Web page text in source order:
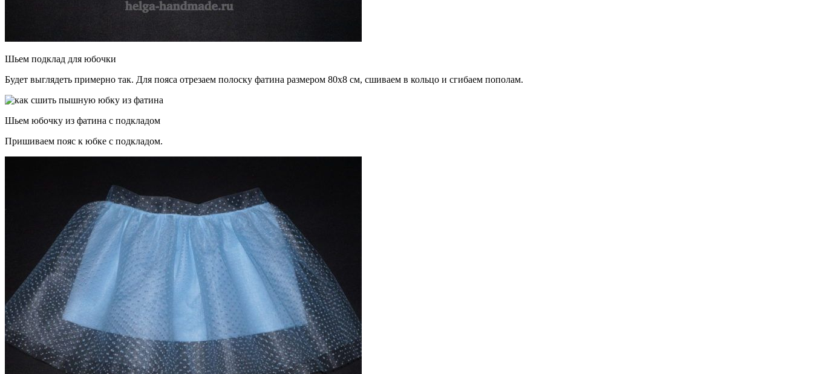
Шьем подклад для юбочки
Будет выглядеть примерно так. Для пояса отрезаем полоску фатина размером 80х8 см, сшиваем в кольцо и сгибаем пополам.
Шьем юбочку из фатина с подкладом
Пришиваем пояс к юбке с подкладом.